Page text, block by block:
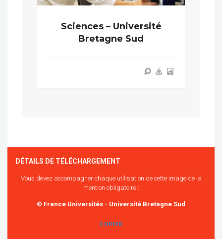
Sciences – Université
Bretagne Sud
DÉTAILS DE TÉLÉCHARGEMENT
Vous devez accompagner chaque utilisation de cette image de la
mention obligatoire :
© France Universités - Université Bretagne Sud
COPIER